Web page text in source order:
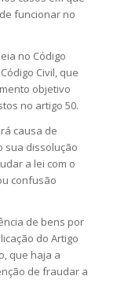
funcionar no
no Código
Civil, que
objetivo
no artigo 50.
causa de
sua dissolução
a lei com o
confusão
de bens por
do Artigo
que haja a
de fraudar a